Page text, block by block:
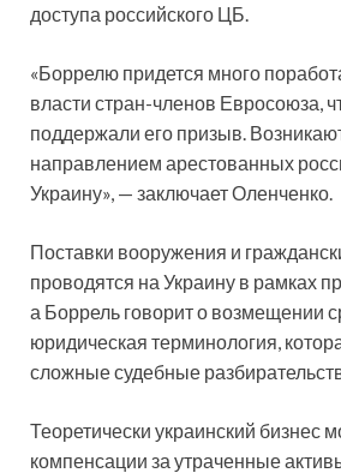
доступа российского ЦБ.
«Боррелю придется много
власти стран-членов Евросоюза,
поддержали его призыв.
направлением арестованных
Украину», — заключает Оленченко.
Поставки вооружения и
проводятся на Украину в рамках
а Боррель говорит о возмещении
юридическая терминология,
сложные судебные
Теоретически украинский бизнес
компенсации за утраченные